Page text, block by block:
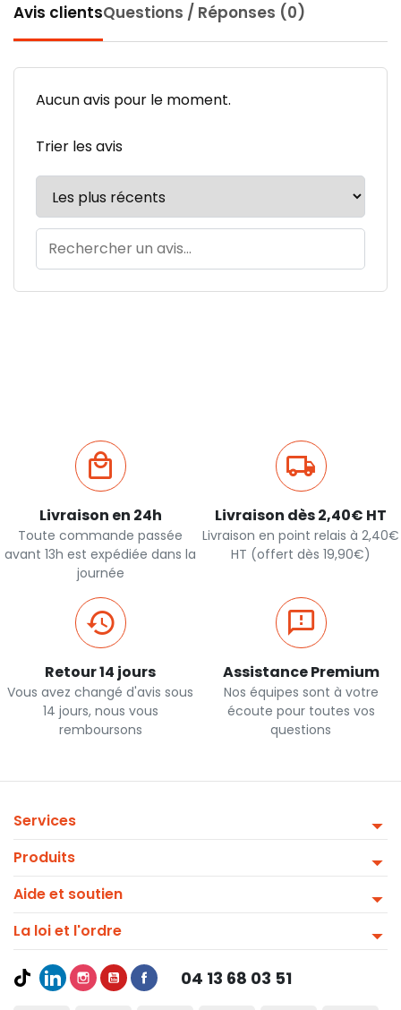
Avis clientsQuestions / Réponses (0)
Aucun avis pour le moment.
Trier les avis
Livraison en 24h
Toute commande passée
avant 13h est expédiée dans la
journée
Livraison dès 2,40€ HT
Livraison en point relais à 2,40€
HT (offert dès 19,90€)
Retour 14 jours
Vous avez changé d'avis sous
14 jours, nous vous
remboursons
Assistance Premium
Nos équipes sont à votre
écoute pour toutes vos
questions
Services
Produits
Aide et soutien
La loi et l'ordre
04 13 68 03 51